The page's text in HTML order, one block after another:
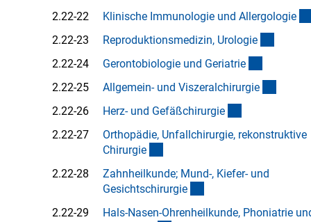
2.22-22
Klinische Immunologie und Allergologie
2.22-23
Reproduktionsmedizin, Urologie
2.22-24
Gerontobiologie und Geriatrie
2.22-25
Allgemein- und Viszeralchirurgie
2.22-26
Herz- und Gefäßchirurgie
2.22-27
Orthopädie, Unfallchirurgie, rekonstruktive
Chirurgie
2.22-28
Zahnheilkunde; Mund-, Kiefer- und
Gesichtschirurgie
2.22-29
Hals-Nasen-Ohrenheilkunde, Phoniatrie